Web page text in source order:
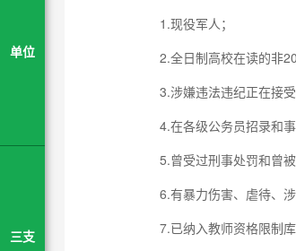
单位
三支
1.现役军人；
2.全日制高校在读的非
3.涉嫌违法违纪正在接受
4.在各级公务员招录和事
5.曾受过刑事处罚和曾被
6.有暴力伤害、虐待、涉
7.已纳入教师资格限制库